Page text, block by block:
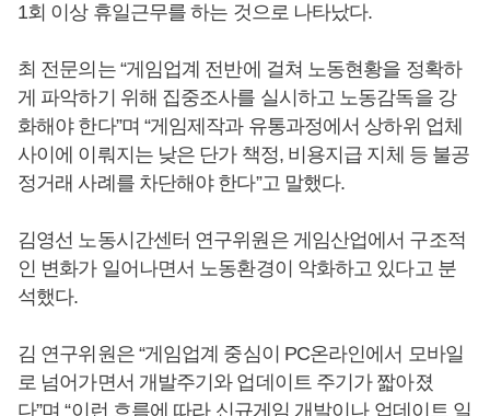
1회 이상 휴일근무를 하는 것으로 나타났다.
최 전문의는 “게임업계 전반에 걸쳐 노동현황을 정확하
게 파악하기 위해 집중조사를 실시하고 노동감독을 강
화해야 한다”며 “게임제작과 유통과정에서 상하위 업체
사이에 이뤄지는 낮은 단가 책정, 비용지급 지체 등 불공
정거래 사례를 차단해야 한다”고 말했다.
김영선 노동시간센터 연구위원은 게임산업에서 구조적
인 변화가 일어나면서 노동환경이 악화하고 있다고 분
석했다.
김 연구위원은 “게임업계 중심이 PC온라인에서 모바일
로 넘어가면서 개발주기와 업데이트 주기가 짧아졌
다”며 “이런 흐름에 따라 신규게임 개발이나 업데이트 일